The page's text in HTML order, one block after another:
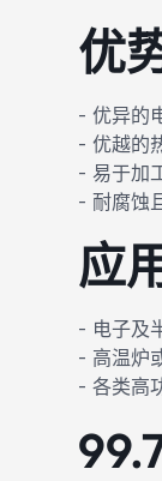
优
- 优异的
- 优越的
- 易于加
- 耐腐蚀
应
- 电子及
- 高温炉
- 各类高